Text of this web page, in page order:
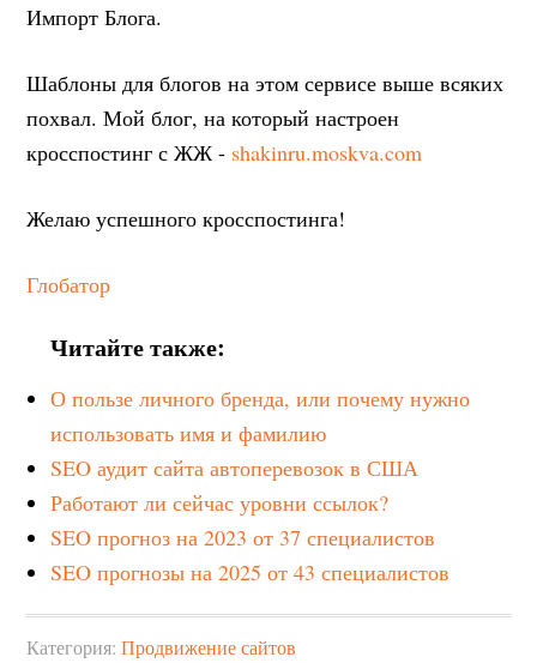
Импорт Блога.
Шаблоны для блогов на этом сервисе выше всяких
похвал. Мой блог, на который настроен
кросспостинг с ЖЖ - shakinru.moskva.com
Желаю успешного кросспостинга!
Глобатор
Читайте также:
О пользе личного бренда, или почему нужно
использовать имя и фамилию
SEO аудит сайта автоперевозок в США
Работают ли сейчас уровни ссылок?
SEO прогноз на 2023 от 37 специалистов
SEO прогнозы на 2025 от 43 специалистов
Категория:Продвижение сайтов